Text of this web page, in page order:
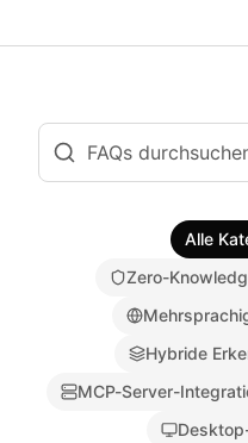
Alle
Zero-
Hybride
MCP-Server-